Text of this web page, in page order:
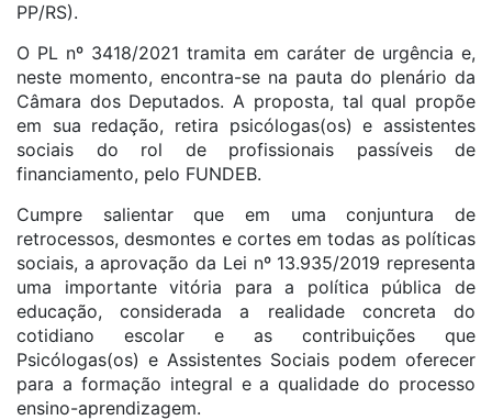
PP/RS).
O PL nº 3418/2021 tramita em caráter de urgência e,
neste momento, encontra-se na pauta do plenário da
Câmara dos Deputados. A proposta, tal qual propõe
em sua redação, retira psicólogas(os) e assistentes
sociais do rol de profissionais passíveis de
financiamento, pelo FUNDEB.
Cumpre salientar que em uma conjuntura de
retrocessos, desmontes e cortes em todas as políticas
sociais, a aprovação da Lei nº 13.935/2019 representa
uma importante vitória para a política pública de
educação, considerada a realidade concreta do
cotidiano escolar e as contribuições que
Psicólogas(os) e Assistentes Sociais podem oferecer
para a formação integral e a qualidade do processo
ensino-aprendizagem.